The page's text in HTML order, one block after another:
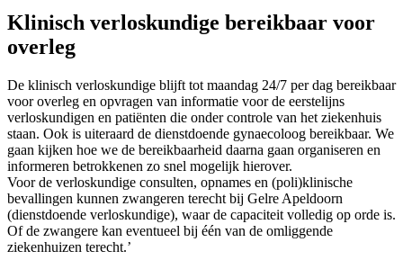
Klinisch verloskundige bereikbaar voor
overleg
De klinisch verloskundige blijft tot maandag 24/7 per dag bereikbaar
voor overleg en opvragen van informatie voor de eerstelijns
verloskundigen en patiënten die onder controle van het ziekenhuis
staan. Ook is uiteraard de dienstdoende gynaecoloog bereikbaar. We
gaan kijken hoe we de bereikbaarheid daarna gaan organiseren en
informeren betrokkenen zo snel mogelijk hierover.
Voor de verloskundige consulten, opnames en (poli)klinische
bevallingen kunnen zwangeren terecht bij Gelre Apeldoorn
(dienstdoende verloskundige), waar de capaciteit volledig op orde is.
Of de zwangere kan eventueel bij één van de omliggende
ziekenhuizen terecht.’